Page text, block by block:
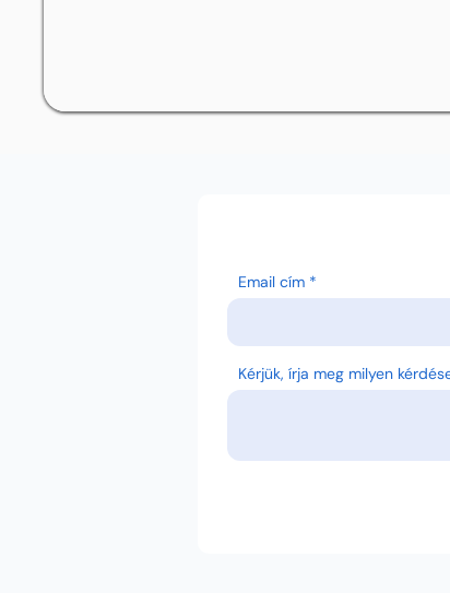
Email cím
Kérjük, írja meg milyen